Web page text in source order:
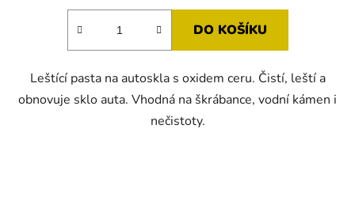
DO KOŠÍKU
Leštící pasta na autoskla s oxidem ceru. Čistí, leští a
obnovuje sklo auta. Vhodná na škrábance, vodní kámen i
nečistoty.